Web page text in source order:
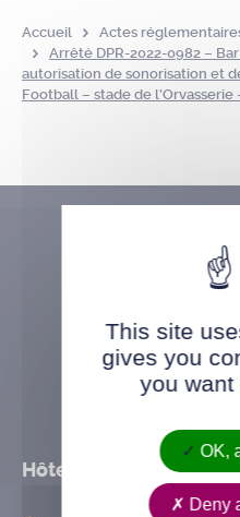
Accueil
Actes
Arrêté DPR-2022-0982 –
autorisation de sonorisation et
Football – stade de
Hôtel de ville
This site
gives you
you
OK,
Deny